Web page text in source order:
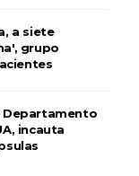
a siete
grupo
Departamento
incauta